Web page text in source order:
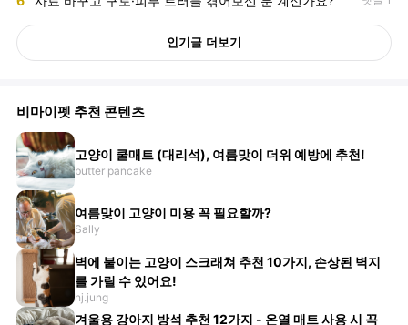
인기글 더보기
비마이펫 추천 콘텐츠
고양이 쿨매트 (대리석), 여름맞이 더위 예방에 추천!
butter pancake
여름맞이 고양이 미용 꼭 필요할까?
Sally
벽에 붙이는 고양이 스크래쳐 추천 10가지, 손상된 벽지
를 가릴 수 있어요!
hj.jung
겨울용 강아지 방석 추천 12가지 - 온열 매트 사용 시 꼭